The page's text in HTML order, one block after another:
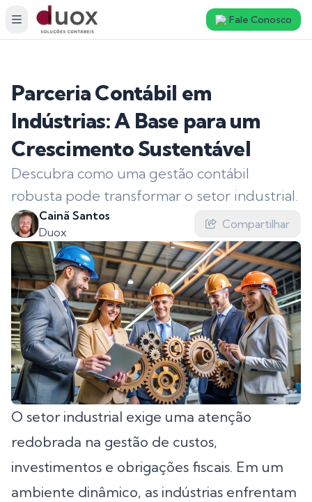
Fale Conosco
Parceria Contábil em
Indústrias: A Base para um
Crescimento Sustentável
Descubra como uma gestão contábil
robusta pode transformar o setor industrial.
Cainã Santos
Duox
Compartilhar
O setor industrial exige uma atenção
redobrada na gestão de custos,
investimentos e obrigações fiscais. Em um
ambiente dinâmico, as indústrias enfrentam